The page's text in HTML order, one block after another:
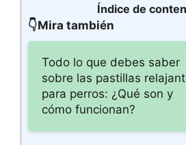
Índice de
👇Mira también
Todo lo que debes saber
sobre las pastillas
para perros: ¿Qué son y
cómo funcionan?